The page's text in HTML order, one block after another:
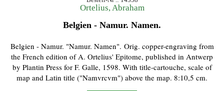
Ortelius, Abraham
Belgien - Namur. Namen.
Belgien - Namur. "Namur. Namen". Orig. copper-engraving from
the French edition of A. Ortelius' Epitome, published in Antwerp
by Plantin Press for F. Galle, 1598. With title-cartouche, scale of
map and Latin title ("Namvrcvm") above the map. 8:10,5 cm.